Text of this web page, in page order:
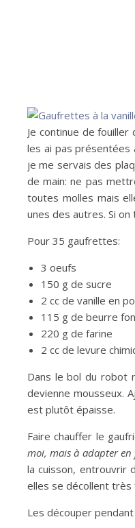
Je continue de
les ai pas présentées
je me servais des
de main: ne pas
toutes molles mais
unes des autres. Si
Pour 35 gaufrettes:
3 oeufs
150 g de sucre
2 cc de vanille en
115 g de beurre
220 g de farine
2 cc de levure
Dans le bol du robot
devienne mousseux.
est plutôt épaisse.
Faire chauffer le
moi, mais à adapter
la cuisson, entrouvrir
elles se décollent très
Les découper